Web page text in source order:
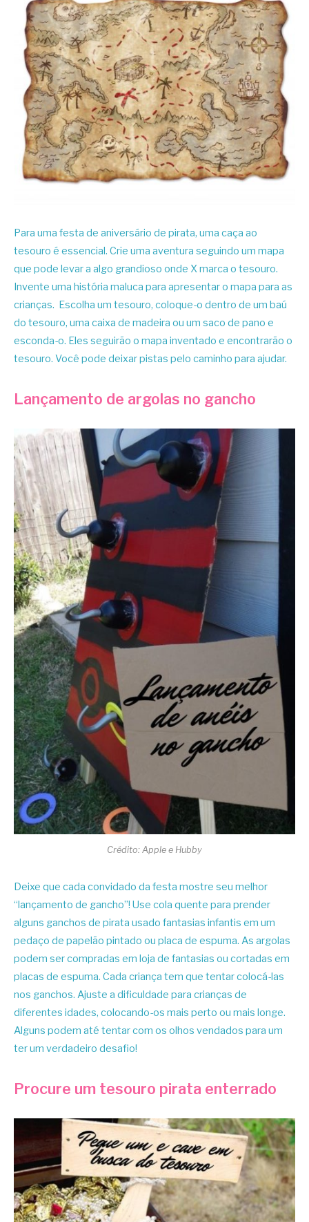
Para uma festa de aniversário de pirata, uma caça ao
tesouro é essencial. Crie uma aventura seguindo um mapa
que pode levar a algo grandioso onde X marca o tesouro.
Invente uma história maluca para apresentar o mapa para as
crianças. Escolha um tesouro, coloque-o dentro de um baú
do tesouro, uma caixa de madeira ou um saco de pano e
esconda-o. Eles seguirão o mapa inventado e encontrarão o
tesouro. Você pode deixar pistas pelo caminho para ajudar.
Lançamento de argolas no gancho
Crédito: Apple e Hubby
Deixe que cada convidado da festa mostre seu melhor
“lançamento de gancho”! Use cola quente para prender
alguns ganchos de pirata usado fantasias infantis em um
pedaço de papelão pintado ou placa de espuma. As argolas
podem ser compradas em loja de fantasias ou cortadas em
placas de espuma. Cada criança tem que tentar colocá-las
nos ganchos. Ajuste a dificuldade para crianças de
diferentes idades, colocando-os mais perto ou mais longe.
Alguns podem até tentar com os olhos vendados para um
ter um verdadeiro desafio!
Procure um tesouro pirata enterrado